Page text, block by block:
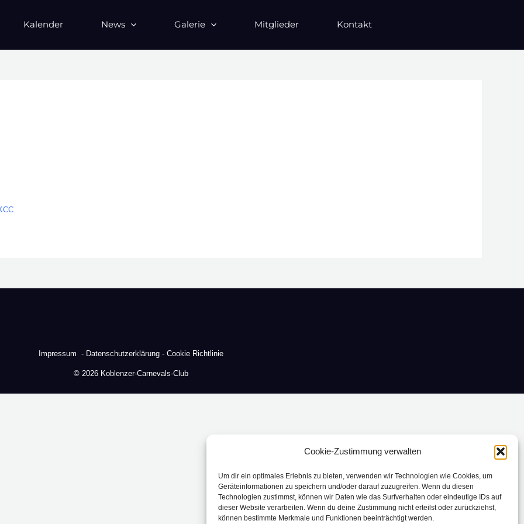
Cookie-Zustimmung verwalten
Um dir ein optimales Erlebnis zu bieten, verwenden wir Technologien wie Cookies, um
Geräteinformationen zu speichern und/oder darauf zuzugreifen. Wenn du diesen
Technologien zustimmst, können wir Daten wie das Surfverhalten oder eindeutige IDs auf
dieser Website verarbeiten. Wenn du deine Zustimmung nicht erteilst oder zurückziehst,
können bestimmte Merkmale und Funktionen beeinträchtigt werden.
Kalender News Galerie Mitglieder Kontakt
Impressum - Datenschutzerklärung - Cookie Richtlinie
© 2026 Koblenzer-Carnevals-Club